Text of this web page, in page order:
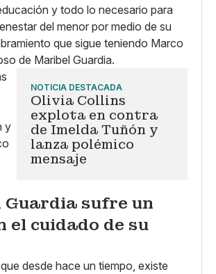
y todo lo necesario para
del menor por medio de su
que sigue teniendo Marco
de Maribel Guardia.
NOTICIA DESTACADA
Olivia Collins
explota en contra
de Imelda Tuñón y
lanza polémico
mensaje
sufre un
el cuidado de su
desde hace un tiempo, existe